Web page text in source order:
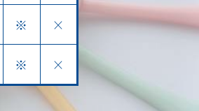
※ ×
※ ×